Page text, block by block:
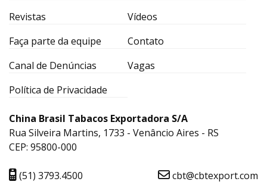
Revistas
Vídeos
Faça parte da equipe
Contato
Canal de Denúncias
Vagas
Política de Privacidade
China Brasil Tabacos Exportadora S/A
Rua Silveira Martins, 1733 - Venâncio Aires - RS
CEP: 95800-000
(51) 3793.4500 cbt@cbtexport.com